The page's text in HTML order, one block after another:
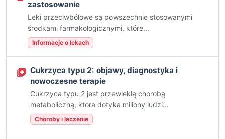
zastosowanie
Leki przeciwbólowe są powszechnie stosowanymi
środkami farmakologicznymi, które...
Informacje o lekach
Cukrzyca typu 2: objawy, diagnostyka i
nowoczesne terapie
Cukrzyca typu 2 jest przewlekłą chorobą
metaboliczną, która dotyka miliony ludzi...
Choroby i leczenie